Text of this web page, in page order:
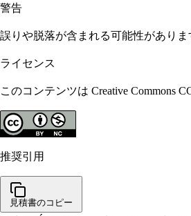
警告
誤りや脱落が含まれる可能性があり
ライセンス
このコンテンツは Creative Commons
推奨引用
見積書のコピー